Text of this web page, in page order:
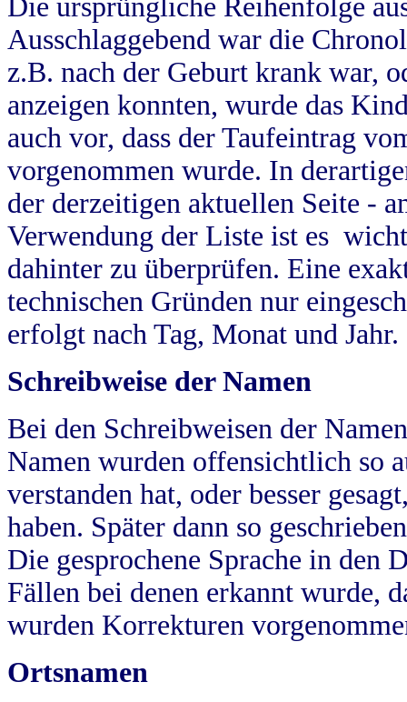
Die ursprüngliche Reihenfolge
Ausschlaggebend war die
z.B. nach der Geburt krank war,
anzeigen konnten, wurde das
auch vor, dass der Taufeintrag
vorgenommen wurde. In
der derzeitigen aktuellen Seite -
Verwendung der Liste ist es
dahinter zu überprüfen. Eine
technischen Gründen nur
erfolgt nach Tag, Monat und Jahr.
Schreibweise der Namen
Bei den Schreibweisen der
Namen wurden offensichtlich so
verstanden hat, oder besser
haben. Später dann so
Die gesprochene Sprache in
Fällen bei denen erkannt wurde,
wurden Korrekturen
Ortsnamen